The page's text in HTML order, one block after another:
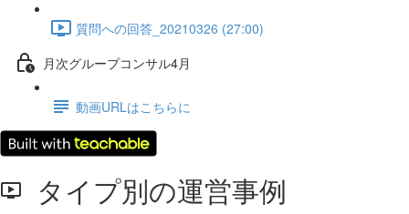
質問への回答_20210326 (27:00)
月次グループコンサル4月
動画URLはこちらに
タイプ別の運営事例